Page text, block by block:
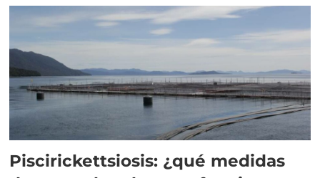
Piscirickettsiosis: ¿qué medidas